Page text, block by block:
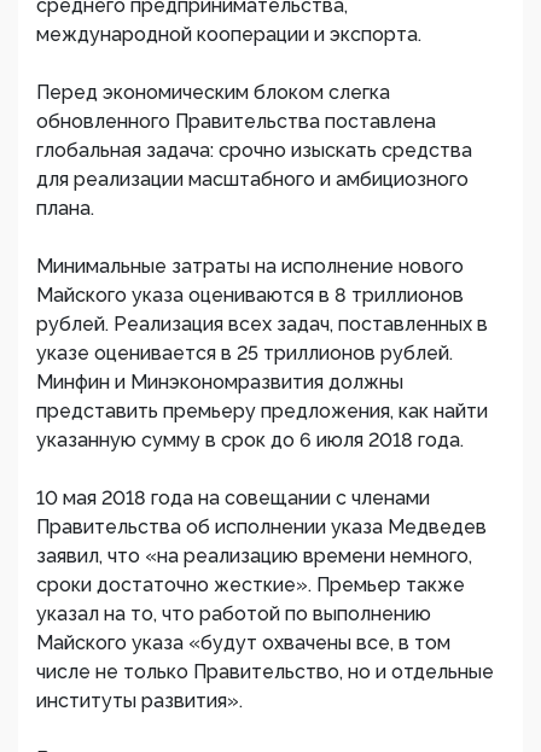
среднего предпринимательства,
международной кооперации и экспорта.
Перед экономическим блоком слегка
обновленного Правительства поставлена
глобальная задача: срочно изыскать средства
для реализации масштабного и амбициозного
плана.
Минимальные затраты на исполнение нового
Майского указа оцениваются в 8 триллионов
рублей. Реализация всех задач, поставленных в
указе оценивается в 25 триллионов рублей.
Минфин и Минэкономразвития должны
представить премьеру предложения, как найти
указанную сумму в срок до 6 июля 2018 года.
10 мая 2018 года на совещании с членами
Правительства об исполнении указа Медведев
заявил, что «на реализацию времени немного,
сроки достаточно жесткие». Премьер также
указал на то, что работой по выполнению
Майского указа «будут охвачены все, в том
числе не только Правительство, но и отдельные
институты развития».